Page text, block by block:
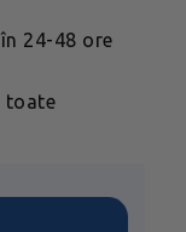
24-48 ore
toate